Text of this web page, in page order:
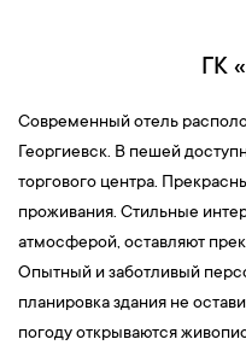
ГК
Современный отель
Георгиевск. В пешей
торгового центра.
проживания. Стильные
атмосферой, оставляют
Опытный и заботливый
планировка здания не
погоду открываются